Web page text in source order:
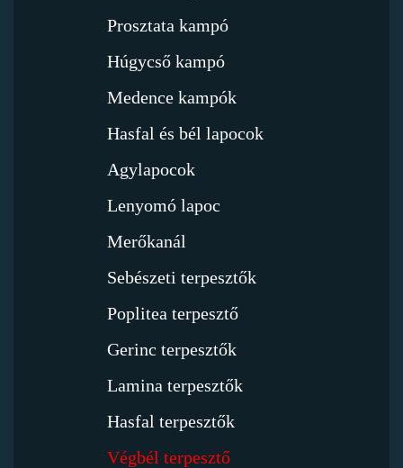
Prosztata kampó
Húgycső kampó
Medence kampók
Hasfal és bél lapocok
Agylapocok
Lenyomó lapoc
Merőkanál
Sebészeti terpesztők
Poplitea terpesztő
Gerinc terpesztők
Lamina terpesztők
Hasfal terpesztők
Végbél terpesztő